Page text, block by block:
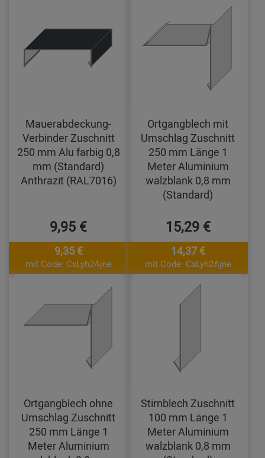
Mauerabdeckung-
Verbinder Zuschnitt
250 mm Alu farbig 0,8
mm (Standard)
Anthrazit (RAL7016)
9,95 €
9,35 €
mit Code: CxLyh2Ajne
Ortgangblech mit
Umschlag Zuschnitt
250 mm Länge 1
Meter Aluminium
walzblank 0,8 mm
(Standard)
15,29 €
14,37 €
mit Code: CxLyh2Ajne
Ortgangblech ohne
Umschlag Zuschnitt
250 mm Länge 1
Meter Aluminium
Stirnblech Zuschnitt
100 mm Länge 1
Meter Aluminium
walzblank 0,8 mm